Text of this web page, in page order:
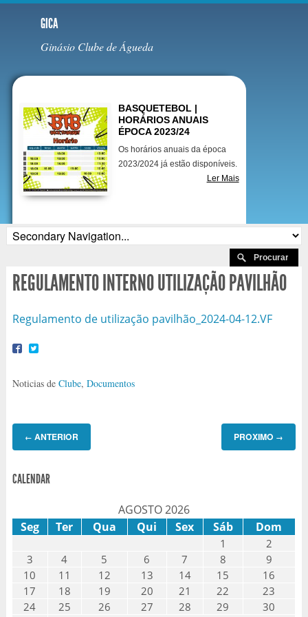
GICA
Ginásio Clube de Águeda
BASQUETEBOL |
HORÁRIOS ANUAIS
ÉPOCA 2023/24
Os horários anuais da época
2023/2024 já estão disponíveis.
Ler Mais
REGULAMENTO INTERNO UTILIZAÇÃO PAVILHÃO
Regulamento de utilização pavilhão_2024-04-12.VF
Noticias de Clube, Documentos
← ANTERIOR PROXIMO →
CALENDAR
AGOSTO 2026
Seg
Ter Qua Qui Sex Sáb Dom
1
2
3
4 5 6 7 8
9
10
11 12 13 14 15
16
17
18 19 20 21 22
23
24
25 26 27 28 29
30